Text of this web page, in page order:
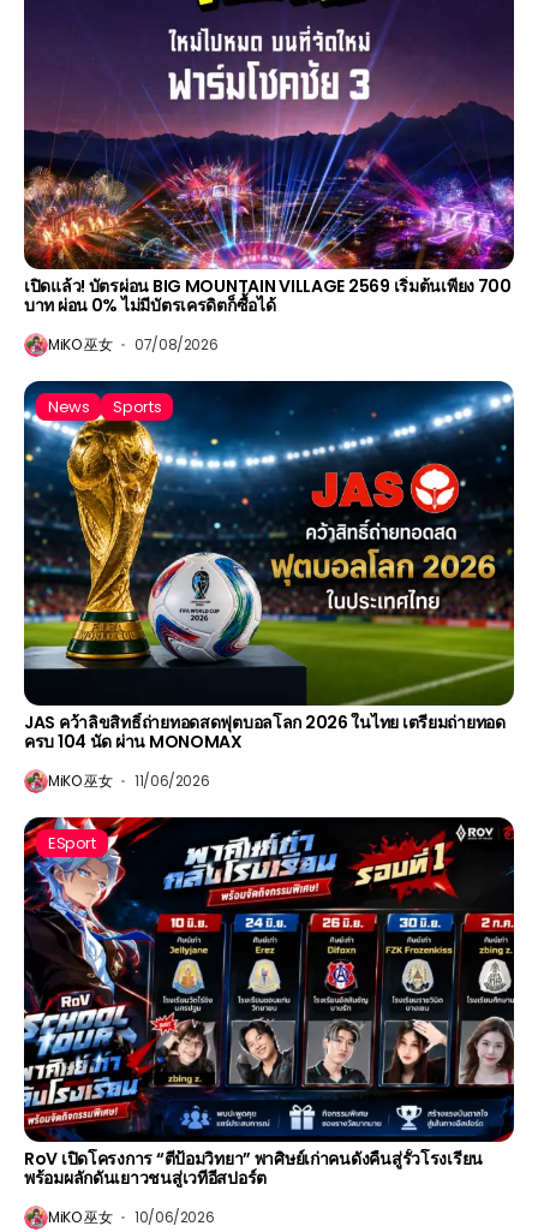
เปิดแล้ว! บัตรผ่อน BIG MOUNTAIN VILLAGE 2569 เริ่มต้นเพียง 700
บาท ผ่อน 0% ไม่มีบัตรเครดิตก็ซื้อได้
MiKO 巫女 07/08/2026
News Sports
JAS คว้าลิขสิทธิ์ถ่ายทอดสดฟุตบอลโลก 2026 ในไทย เตรียมถ่ายทอด
ครบ 104 นัด ผ่าน MONOMAX
MiKO 巫女 11/06/2026
ESport
RoV เปิดโครงการ “ตีป้อมวิทยา” พาศิษย์เก่าคนดังคืนสู่รั้วโรงเรียน
พร้อมผลักดันเยาวชนสู่เวทีอีสปอร์ต
MiKO 巫女 10/06/2026